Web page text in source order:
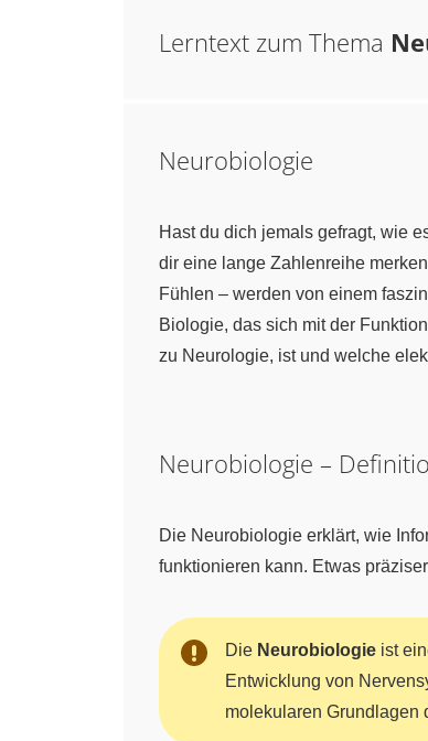
Lerntext zum Thema
Neurobiologie
Hast du dich jemals gefragt, wie
dir eine lange Zahlenreihe
Fühlen – werden von einem
Biologie, das sich mit der
zu Neurologie, ist und welche
Neurobiologie –
Die Neurobiologie erklärt, wie
funktionieren kann. Etwas
Die Neurobiologie ist
Entwicklung von
molekularen Grundlagen